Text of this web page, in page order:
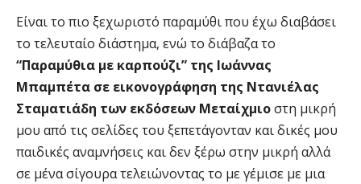
Είναι το πιο ξεχωριστό παραμύθι που έχω διαβάσει
το τελευταίο διάστημα, ενώ το διάβαζα το
“Παραμύθια με καρπούζι” της Ιωάννας
Μπαμπέτα σε εικονογράφηση της Ντανιέλας
Σταματιάδη των εκδόσεων Μεταίχμιοστη μικρή
μου από τις σελίδες του ξεπετάγονταν και δικές μου
παιδικές αναμνήσεις και δεν ξέρω στην μικρή αλλά
σε μένα σίγουρα τελειώνοντας το με γέμισε με μια